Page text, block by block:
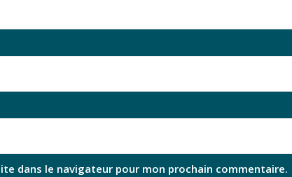
dans le navigateur pour mon prochain commentaire.